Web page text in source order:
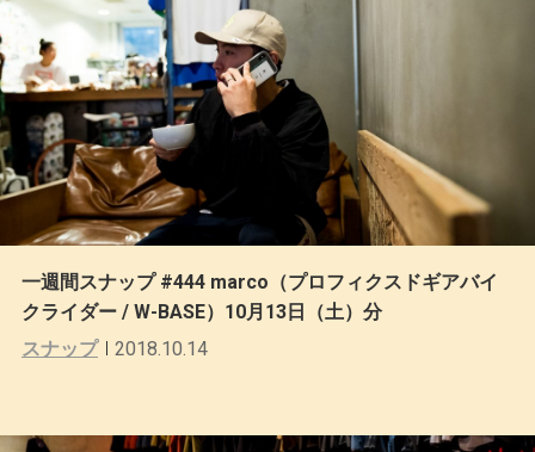
一週間スナップ #444 marco（プロフィクスドギアバイ
クライダー / W-BASE）10月13日（土）分
スナップ
2018.10.14